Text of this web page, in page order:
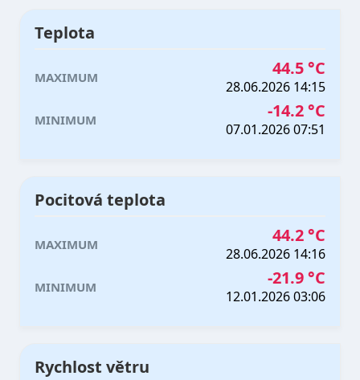
Teplota
MAXIMUM 44.5 °C
28.06.2026 14:15
MINIMUM -14.2 °C
07.01.2026 07:51
Pocitová teplota
MAXIMUM 44.2 °C
28.06.2026 14:16
MINIMUM -21.9 °C
12.01.2026 03:06
Rychlost větru